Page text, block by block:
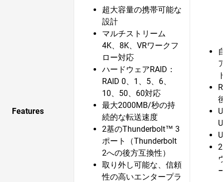
Features
超大容量の携帯可能な
設計
マルチストリーム
4K、8K、VRワークフ
ロー対応
ハードウェアRAID：
RAID 0、1、5、6、
10、50、60対応
最大2000MB/秒の持
続的な転送速度
2基のThunderbolt™ 3
ポート（Thunderbolt
2への後方互換性）
取り外し可能な、信頼
性の高いエンタープラ